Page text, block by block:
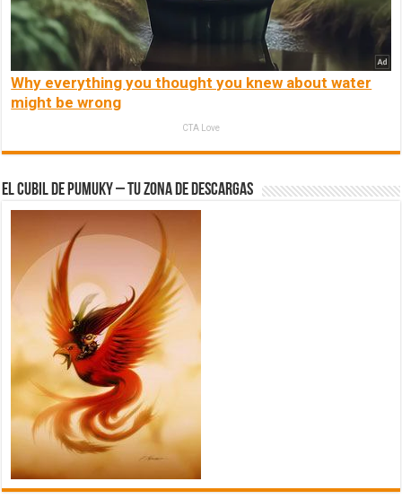
Why everything you thought you knew about water
might be wrong
CTA Love
El Cubil de Pumuky – Tu zona de Descargas